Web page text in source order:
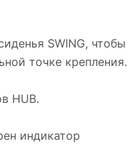
SWING, чтобы
точке крепления.
HUB.
индикатор